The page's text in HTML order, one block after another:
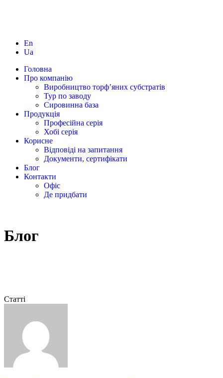
En
Ua
Головна
Про компанію
Виробництво торф’яних субстратів
Тур по заводу
Сировинна база
Продукція
Професійна серія
Хобі серія
Корисне
Відповіді на запитання
Документи, сертифікати
Блог
Контакти
Офіс
Де придбати
Блог
Статті